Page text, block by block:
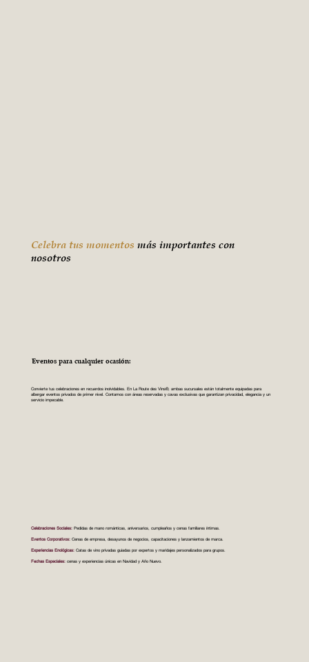
Celebra tus momentosmás importantes con
nosotros
Convierte tus celebraciones en recuerdos inolvidables. En La Route des Vins®, ambas sucursales están totalmente equipadas para
albergar eventos privados de primer nivel. Contamos con áreas reservadas y cavas exclusivas que garantizan privacidad, elegancia y un
servicio impecable.
Eventos para cualquier ocasión:
Celebraciones Sociales: Pedidas de mano románticas, aniversarios, cumpleaños y cenas familiares íntimas.
Eventos Corporativos: Cenas de empresa, desayunos de negocios, capacitaciones y lanzamientos de marca.
Experiencias Enológicas: Catas de vino privadas guiadas por expertos y maridajes personalizados para grupos.
Fechas Especiales: cenas y experiencias únicas en Navidad y Año Nuevo.